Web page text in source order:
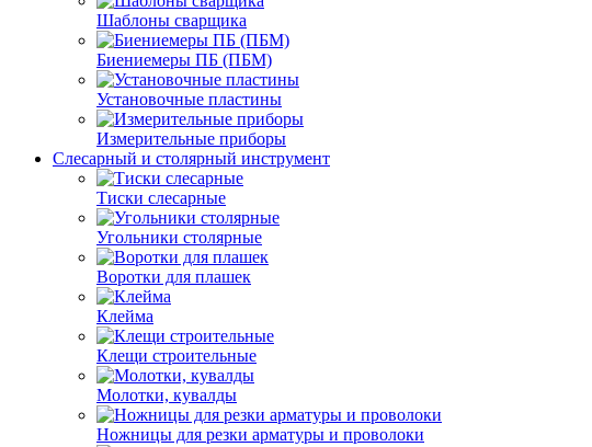
Шаблоны сварщика
Биениемеры ПБ (ПБМ)
Установочные пластины
Измерительные приборы
Слесарный и столярный инструмент
Тиски слесарные
Угольники столярные
Воротки для плашек
Клейма
Клещи строительные
Молотки, кувалды
Ножницы для резки арматуры и проволоки